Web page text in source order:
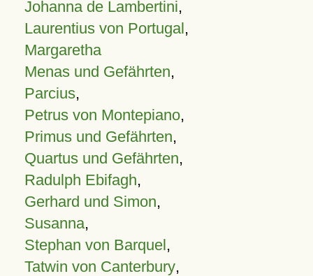
Johanna de Lambertini,
Laurentius von Portugal,
Margaretha
Menas und Gefährten,
Parcius,
Petrus von Montepiano,
Primus und Gefährten,
Quartus und Gefährten,
Radulph Ebifagh,
Gerhard und Simon,
Susanna,
Stephan von Barquel,
Tatwin von Canterbury,